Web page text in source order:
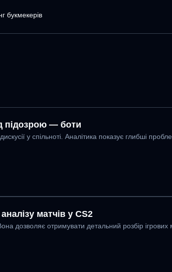
букмекерів
підозрою — боти
у спільноті. Аналітика показує глибші
матчів у CS2
дозволяє отримувати детальний розбір